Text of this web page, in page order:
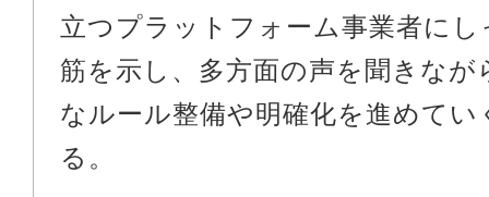
立つプラットフォーム事業者に
筋を示し、多方面の声を聞きなが
なルール整備や明確化を進めてい
る。